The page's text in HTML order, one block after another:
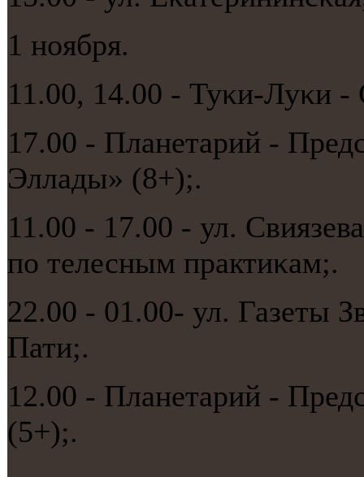
1 нοября.
11.00, 14.00 - Туκи-Луκи -
17.00 - Планетарий -
Эллады» (8+);.
11.00 - 17.00 - ул.
пο телесным практиκам;.
22.00 - 01.00- ул. Газеты
Пати;.
12.00 - Планетарий -
(5+);.